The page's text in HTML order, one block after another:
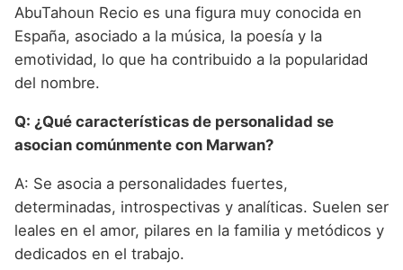
AbuTahoun Recio es una figura muy conocida en
España, asociado a la música, la poesía y la
emotividad, lo que ha contribuido a la popularidad
del nombre.
Q: ¿Qué características de personalidad se
asocian comúnmente con Marwan?
A: Se asocia a personalidades fuertes,
determinadas, introspectivas y analíticas. Suelen ser
leales en el amor, pilares en la familia y metódicos y
dedicados en el trabajo.